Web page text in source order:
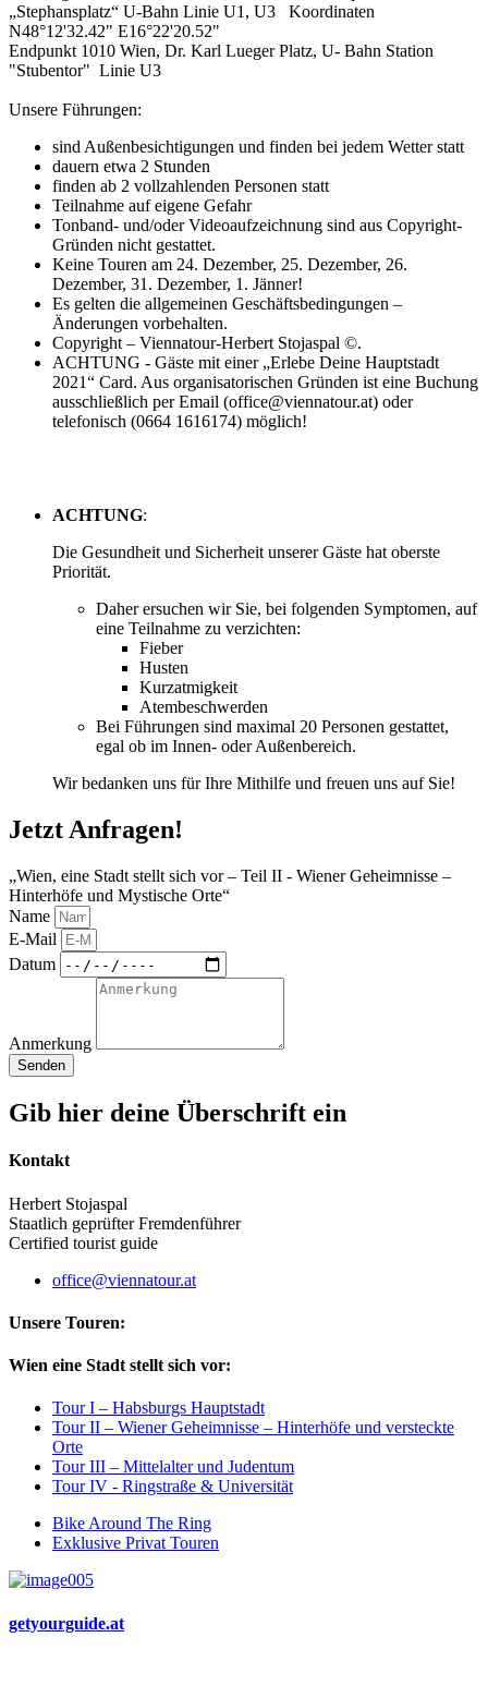
„Stephansplatz“ U-Bahn Linie U1, U3 Koordinaten
N48°12'32.42" E16°22'20.52"
Endpunkt 1010 Wien, Dr. Karl Lueger Platz, U- Bahn Station
"Stubentor" Linie U3
Unsere Führungen:
sind Außenbesichtigungen und finden bei jedem Wetter statt
dauern etwa 2 Stunden
finden ab 2 vollzahlenden Personen statt
Teilnahme auf eigene Gefahr
Tonband- und/oder Videoaufzeichnung sind aus Copyright-
Gründen nicht gestattet.
Keine Touren am 24. Dezember, 25. Dezember, 26.
Dezember, 31. Dezember, 1. Jänner!
Es gelten die allgemeinen Geschäftsbedingungen –
Änderungen vorbehalten.
Copyright – Viennatour-Herbert Stojaspal ©.
ACHTUNG - Gäste mit einer „Erlebe Deine Hauptstadt
2021“ Card. Aus organisatorischen Gründen ist eine Buchung
ausschließlich per Email (office@viennatour.at) oder
telefonisch (0664 1616174) möglich!
ACHTUNG:
Die Gesundheit und Sicherheit unserer Gäste hat oberste
Priorität.
Daher ersuchen wir Sie, bei folgenden Symptomen, auf
eine Teilnahme zu verzichten:
Fieber
Husten
Kurzatmigkeit
Atembeschwerden
Bei Führungen sind maximal 20 Personen gestattet,
egal ob im Innen- oder Außenbereich.
Wir bedanken uns für Ihre Mithilfe und freuen uns auf Sie!
Jetzt Anfragen!
„Wien, eine Stadt stellt sich vor – Teil II - Wiener Geheimnisse –
Hinterhöfe und Mystische Orte“ ​​
Name
E-Mail
Datum
Anmerkung
Senden
Gib hier deine Überschrift ein
Kontakt
Herbert Stojaspal
Staatlich geprüfter Fremdenführer
Certified tourist guide
office@viennatour.at
Unsere Touren:
Wien eine Stadt stellt sich vor:
Tour I – Habsburgs Hauptstadt
Tour II – Wiener Geheimnisse – Hinterhöfe und versteckte
Orte
Tour III – Mittelalter und Judentum
Tour IV - Ringstraße & Universität
Bike Around The Ring
Exklusive Privat Touren
getyourguide.at